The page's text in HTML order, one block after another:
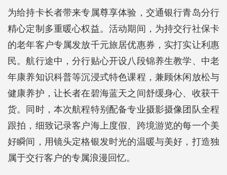
为给持卡长者带来专属尊享体验，交通银行青岛分行
精心定制多重暖心权益。活动期间，为持交行社保卡
的老年客户专属发放千元旅居优惠券，实打实让利惠
民。航行途中，分行贴心开设八段锦养生教学、中老
年康养知识科普等沉浸式特色课程，兼顾休闲放松与
健康养护，让长者在碧海蓝天之间舒缓身心、收获干
货。同时，本次航程特别配备专业摄影摄像团队全程
跟拍，细致记录客户海上度假、跨境游览的每一个美
好瞬间，用镜头定格银发时光的温暖与美好，打造独
属于交行客户的专属浪漫回忆。